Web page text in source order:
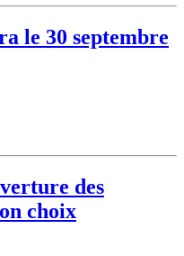
le 30 septembre
des
choix